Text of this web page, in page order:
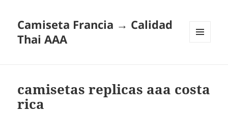
Camiseta Francia → Calidad
Thai AAA
camisetas replicas aaa costa
rica